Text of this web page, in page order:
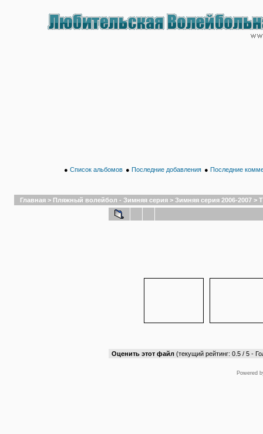
● Список альбомов ● Последние добавления ● Последние
Главная > Пляжный волейбол - Зимняя серия > Зимняя серия 2006-2007 >
Оценить этот файл (текущий рейтинг: 0.5 / 5 -
Powered